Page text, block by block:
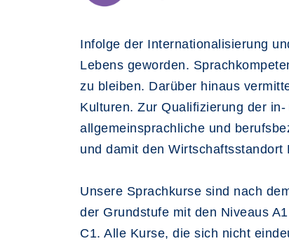
Infolge der Internationalisierung
Lebens geworden.
zu bleiben. Darüber hinaus
Kulturen. Zur Qualifizierung der
allgemeinsprachliche und
und damit den Wirtschaftsstandort
Unsere Sprachkurse sind nach
der Grundstufe mit den Niveaus
C1. Alle Kurse, die sich nicht